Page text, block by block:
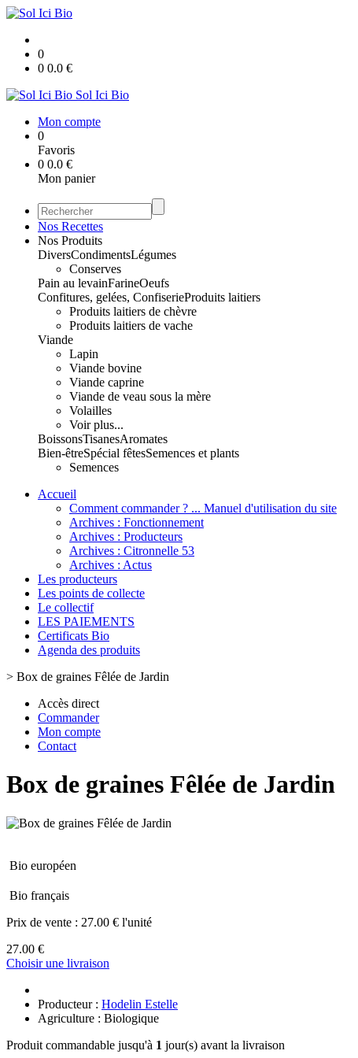
0
0 0.0 €
Sol Ici Bio
Mon compte
0
Favoris
0 0.0 €
Mon panier
Nos Recettes
Nos Produits
DiversCondimentsLégumes
Conserves
Pain au levainFarineOeufs
Confitures, gelées, ConfiserieProduits laitiers
Produits laitiers de chèvre
Produits laitiers de vache
Viande
Lapin
Viande bovine
Viande caprine
Viande de veau sous la mère
Volailles
Voir plus...
BoissonsTisanesAromates
Bien-êtreSpécial fêtesSemences et plants
Semences
Accueil
Comment commander ? ... Manuel d'utilisation du site
Archives : Fonctionnement
Archives : Producteurs
Archives : Citronnelle 53
Archives : Actus
Les producteurs
Les points de collecte
Le collectif
LES PAIEMENTS
Certificats Bio
Agenda des produits
> Box de graines Fêlée de Jardin
Accès direct
Commander
Mon compte
Contact
Box de graines Fêlée de Jardin
Bio européen
Bio français
Prix de vente : 27.00 € l'unité
27.00 €
Choisir une livraison
Producteur : Hodelin Estelle
Agriculture : Biologique
Produit commandable jusqu'à 1 jour(s) avant la livraison